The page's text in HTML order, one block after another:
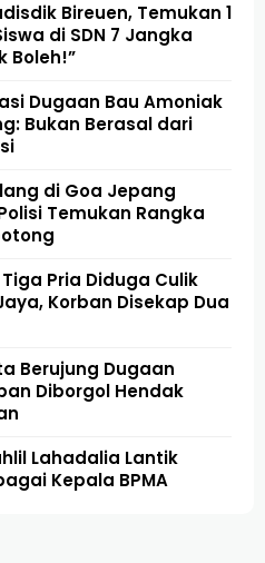
Bireuen, Temukan 1
di SDN 7 Jangka
Boleh!”
Dugaan Bau Amoniak
Bukan Berasal dari
di Goa Jepang
Temukan Rangka
Pria Diduga Culik
Korban Disekap Dua
Berujung Dugaan
Diborgol Hendak
Lahadalia Lantik
Kepala BPMA